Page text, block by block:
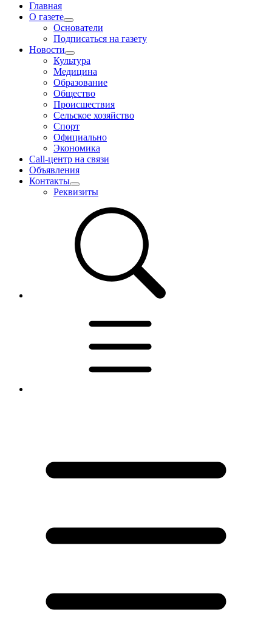
Главная
О газете
Основатели
Подписаться на газету
Новости
Культура
Медицина
Образование
Общество
Происшествия
Сельское хозяйство
Спорт
Официально
Экономика
Call-центр на связи
Объявления
Контакты
Реквизиты